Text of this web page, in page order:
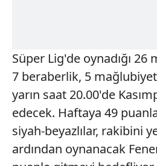
Süper Lig'de oynadığı 26
7 beraberlik, 5
yarın saat 20.00'de
edecek. Haftaya 49
siyah-beyazlılar, rakibini
ardından oynanacak